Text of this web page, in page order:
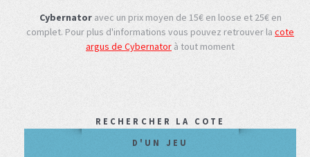
Cybernatoravec un prix moyen de 15€ en loose et 25€ en
complet. Pour plus d'informations vous pouvez retrouver la cote
argus de Cybernator à tout moment
RECHERCHER LA COTE
D'UN JEU